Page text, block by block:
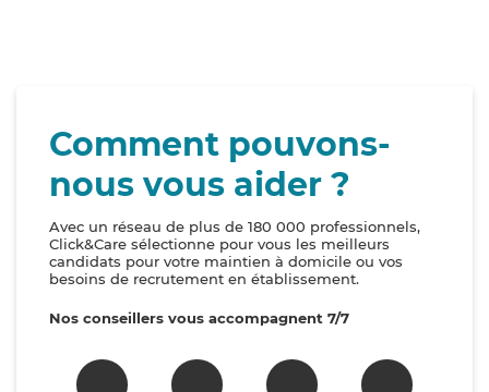
Comment pouvons-
nous vous aider ?
Avec un réseau de plus de 180 000 professionnels,
Click&Care sélectionne pour vous les meilleurs
candidats pour votre maintien à domicile ou vos
besoins de recrutement en établissement.
Nos conseillers vous accompagnent 7/7